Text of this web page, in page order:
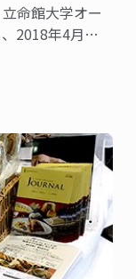
命館大学オー
2018年4月に
授業を行いま